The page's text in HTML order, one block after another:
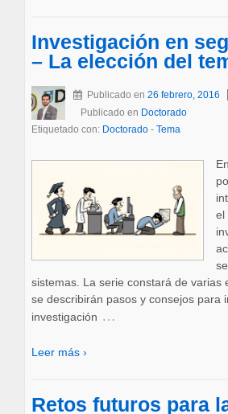
Investigación en
– La elección del
Publicado en 26 febrero, 2016
Publicado en Doctorado
Etiquetado con: Doctorado- Tema
el
sistemas. La serie constará de varias
se describirán pasos y consejos para
investigación …
Leer más ›
Retos futuros para